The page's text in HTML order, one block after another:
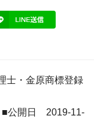
士・金原商標登録
■公開日 2019-11-